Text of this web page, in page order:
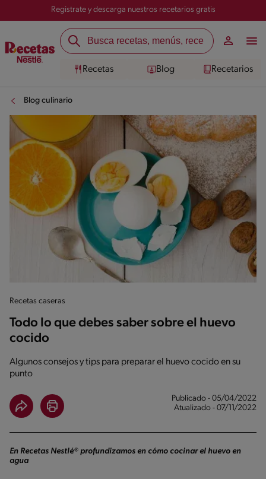
Registrate y descarga nuestros recetarios gratis
Recetas Blog Recetarios
Blog culinario
Recetas caseras
Todo lo que debes saber sobre el huevo
cocido
Algunos consejos y tips para preparar el huevo cocido en su
punto
Publicado - 05/04/2022
Atualizado - 07/11/2022
En Recetas Nestlé® profundizamos en cómo cocinar el huevo en
agua